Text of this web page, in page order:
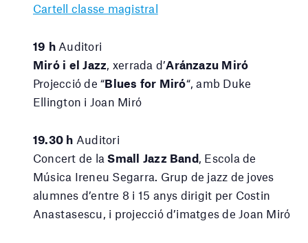
Cartell classe magistral
19 hAuditori
Miró i el Jazz , xerrada d’Aránzazu Miró
Projecció de “Blues for Miró“, amb Duke
Ellington i Joan Miró
19.30 h Auditori
Concert de laSmall Jazz Band, Escola de
Música Ireneu Segarra. Grup de jazz de joves
alumnes d’entre 8 i 15 anys dirigit per Costin
Anastasescu, i projecció d’imatges de Joan Miró